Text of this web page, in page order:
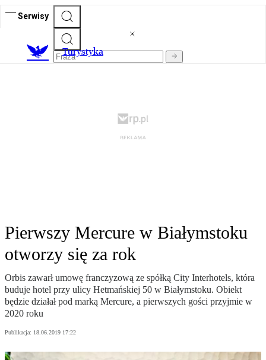
Serwisy
Turystyka
Pierwszy Mercure w Białymstoku
otworzy się za rok
Orbis zawarł umowę franczyzową ze spółką City Interhotels, która
buduje hotel przy ulicy Hetmańskiej 50 w Białymstoku. Obiekt
będzie działał pod marką Mercure, a pierwszych gości przyjmie w
2020 roku
Publikacja: 18.06.2019 17:22